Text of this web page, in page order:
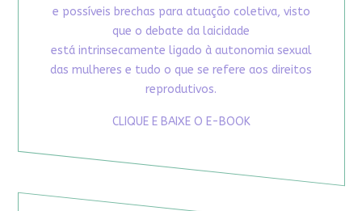
e possíveis brechas para atuação coletiva, visto
que o debate da laicidade
está intrinsecamente ligado à autonomia sexual
das mulheres e tudo o que se refere aos direitos
reprodutivos.
CLIQUE E BAIXE O E-BOOK